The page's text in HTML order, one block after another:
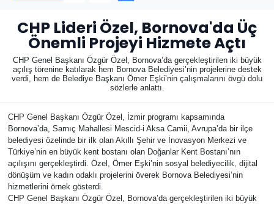
CHP Lideri Özel, Bornova'da Üç
Önemli Projeyi Hizmete Açtı
CHP Genel Başkanı Özgür Özel, Bornova’da gerçekleştirilen iki büyük
açılış törenine katılarak hem Bornova Belediyesi’nin projelerine destek
verdi, hem de Belediye Başkanı Ömer Eşki’nin çalışmalarını övgü dolu
sözlerle anlattı.
CHP Genel Başkanı Özgür Özel, İzmir programı kapsamında
Bornova’da, Sarnıç Mahallesi Mescid-i Aksa Camii, Avrupa’da bir ilçe
belediyesi özelinde bir ilk olan Akıllı Şehir ve İnovasyon Merkezi ve
Türkiye’nin en büyük kent bostanı olan Doğanlar Kent Bostanı’nın
açılışını gerçekleştirdi. Özel, Ömer Eşki’nin sosyal belediyecilik, dijital
dönüşüm ve kadın odaklı projelerini överek Bornova Belediyesi’nin
hizmetlerini örnek gösterdi.
CHP Genel Başkanı Özgür Özel, Bornova’da gerçekleştirilen iki büyük